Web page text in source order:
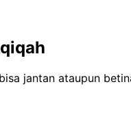
jantan ataupun